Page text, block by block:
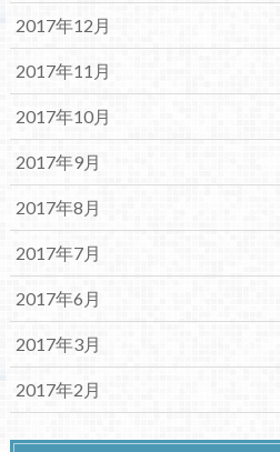
2017年12月
2017年11月
2017年10月
2017年9月
2017年8月
2017年7月
2017年6月
2017年3月
2017年2月